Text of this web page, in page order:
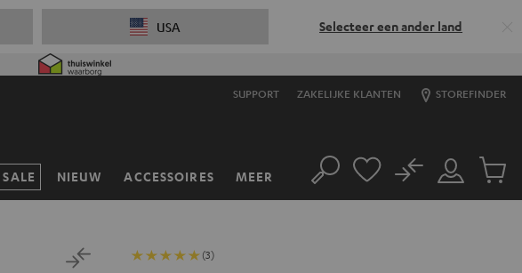
USA Selecteer een ander land
SUPPORT ZAKELIJKE KLANTEN STOREFINDER
SALE NIEUW ACCESSOIRES MEER Zoeken
Mijn
account
No
(3)